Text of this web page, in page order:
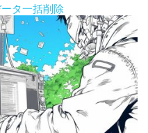
タ一括削除